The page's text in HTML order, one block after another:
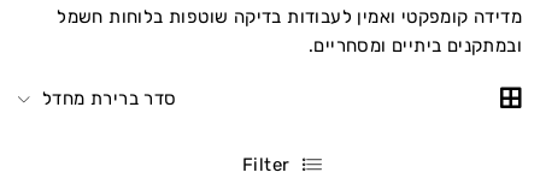
מדידה קומפקטי ואמין לעבודות בדיקה שוטפות בלוחות חשמל
ובמתקנים ביתיים ומסחריים.
סדר ברירת מחדל
Filter